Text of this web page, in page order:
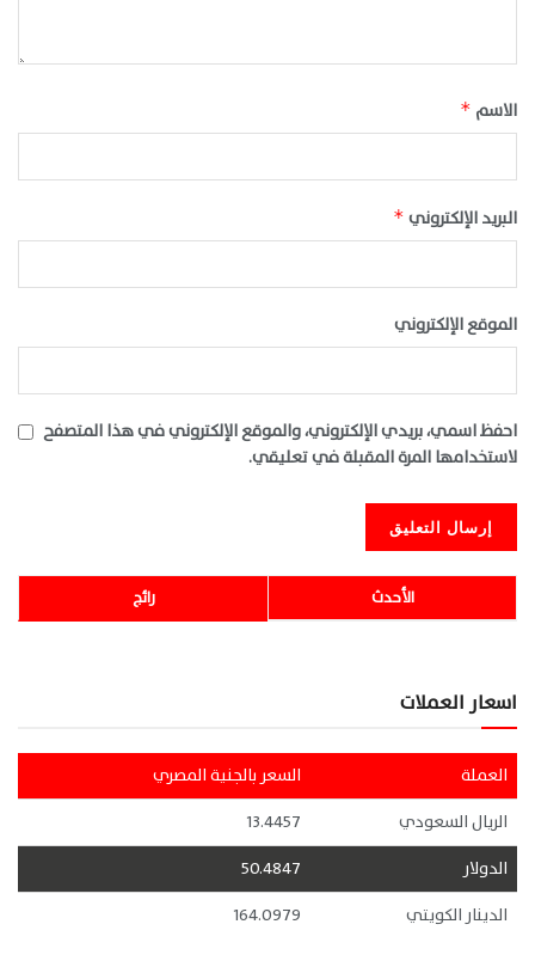
الاسم *
البريد الإلكتروني *
الموقع الإلكتروني
احفظ اسمي، بريدي الإلكتروني، والموقع الإلكتروني في هذا المتصفح
لاستخدامها المرة المقبلة في تعليقي.
رائج الأحدث
اسعار العملات
العملة
السعر بالجنية المصري
الريال السعودي
13.4457
الدولار
50.4847
الدينار الكويتي
164.0979